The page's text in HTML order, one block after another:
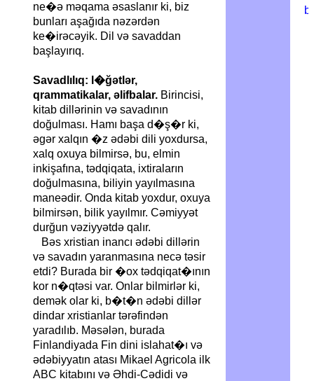
ne�ə məqama əsaslanır ki, biz
bunları aşağıda nəzərdən
ke�irəcəyik. Dil və savaddan
başlayırıq.
Savadlılıq: l�ğətlər,
qrammatikalar, əlifbalar. Birincisi,
kitab dillərinin və savadının
doğulması. Hamı başa d�ş�r ki,
əgər xalqın �z ədəbi dili yoxdursa,
xalq oxuya bilmirsə, bu, elmin
inkişafına, tədqiqata, ixtiraların
doğulmasına, biliyin yayılmasına
maneədir. Onda kitab yoxdur, oxuya
bilmirsən, bilik yayılmır. Cəmiyyət
durğun vəziyyətdə qalır.
Bəs xristian inancı ədəbi dillərin
və savadın yaranmasına necə təsir
etdi? Burada bir �ox tədqiqat�ının
kor n�qtəsi var. Onlar bilmirlər ki,
demək olar ki, b�t�n ədəbi dillər
dindar xristianlar tərəfindən
yaradılıb. Məsələn, burada
Finlandiyada Fin dini islahat�ı və
ədəbiyyatın atası Mikael Agricola ilk
ABC kitabını və Əhdi-Cədidi və